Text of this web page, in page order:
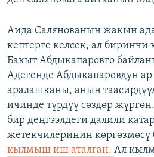
Аида Салянованын жакын
кептерге келсек, ал биринчи
Бакыт Абдыкапаровго
Адегенде Абдыкапаровдун
аралашканы, анын
ичинде түрдүү сөздөр
бир деңгээлдеги далили
жетекчилеринин көргөзмөсү
кылмыш иш аталган. Ал